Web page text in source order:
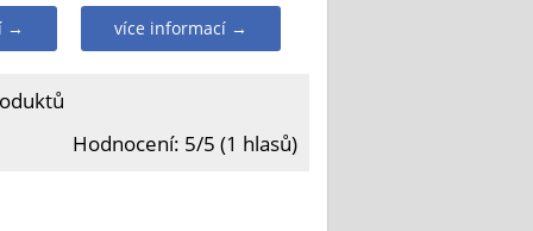
→ více informací →
Hodnocení: 5/5 (1 hlasů)